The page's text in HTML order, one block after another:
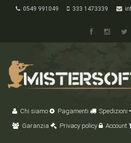
0549 991049 333 1473339
Chi siamo Pagamenti Spedizioni
Garanzia
Privacy policy Account